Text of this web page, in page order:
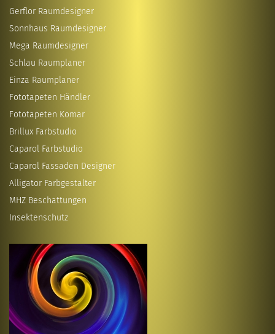
Gerflor Raumdesigner
Sonnhaus Raumdesigner
Mega Raumdesigner
Schlau Raumplaner
Einza Raumplaner
Fototapeten Händler
Fototapeten Komar
Brillux Farbstudio
Caparol Farbstudio
Caparol Fassaden Designer
Alligator Farbgestalter
MHZ Beschattungen
Insektenschutz